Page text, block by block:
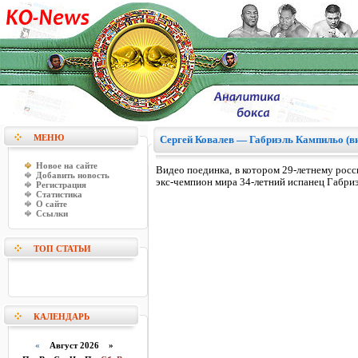
МЕНЮ
Новое на сайте
Добавить новость
Регистрация
Статистика
О сайте
Ссылки
ТОП СТАТЬИ
КАЛЕНДАРЬ
« Август 2026 »
Сергей Ковалев — Габриэль Кампильо
Видео поединка, в котором 29-летнему
экс-чемпион мира 34-летний испанец